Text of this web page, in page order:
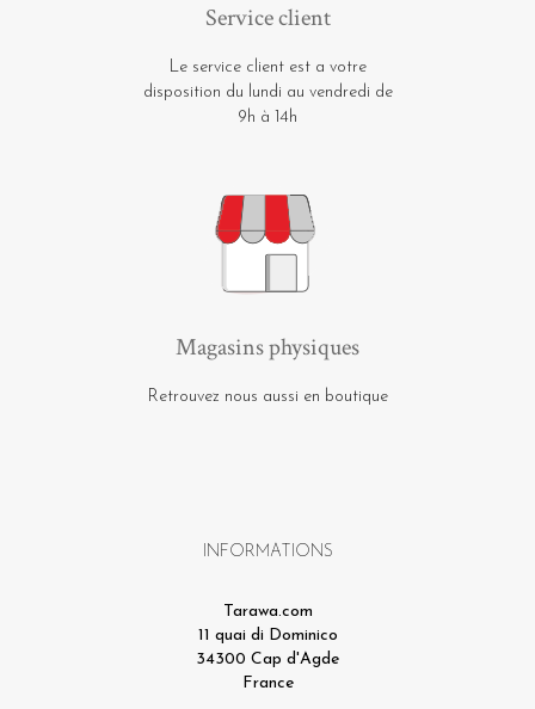
Service client
Le service client est a votre
disposition du lundi au vendredi de
9h à 14h
Magasins physiques
Retrouvez nous aussi en boutique
INFORMATIONS
Tarawa.com
11 quai di Dominico
34300 Cap d'Agde
France